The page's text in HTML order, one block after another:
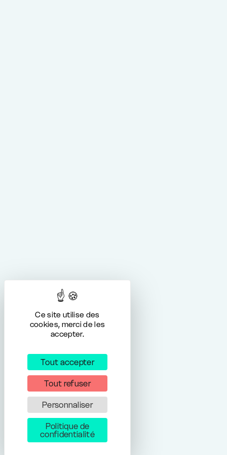
Ce site utilise des
cookies, merci de les
accepter.
Tout accepter
Tout refuser
Personnaliser
Politique de
confidentialité